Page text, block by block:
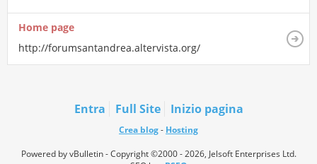
Home page
http://forumsantandrea.altervista.org/
Entra Full Site Inizio pagina
Crea blog- Hosting
Powered by vBulletin - Copyright ©2000 - 2026, Jelsoft Enterprises Ltd.